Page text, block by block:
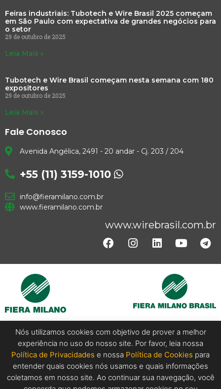
Feiras industriais: Tubotech e Wire Brasil 2025 começam
em São Paulo com expectativa de grandes negócios para
o setor
29 de outubro de 2025
Leia Mais »
Tubotech e Wire Brasil começam nesta semana com 180
expositores
29 de outubro de 2025
Leia Mais »
Fale Conosco
Avenida Angélica, 2491 - 20 andar - Cj. 203 / 204
+55 (11) 3159-1010
info@fieramilano.com.br
www.fieramilano.com.br
www.wirebrasil.com.br
Copyright @ 2024 Wire Brasil. All Rights Reserved.
Nós utilizamos cookies com objetivo de prover a melhor
experiência no uso do nosso site. Por favor, leia nossa
Política de Privacidades e nossa Política de Cookies para
entender quais cookies nós usamos e quais informações
coletamos em nosso site. Ao continuar sua navegação, você